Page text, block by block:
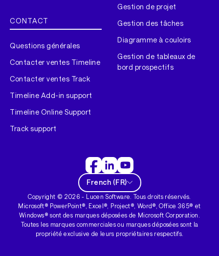
CONTACT
Questions générales
Contacter ventes Timeline
Contacter ventes Track
Timeline Add-in support
Timeline Online Support
Track support
Gestion de projet
Gestion des tâches
Diagramme à couloirs
Gestion de tableaux de
bord prospectifs
French (FR)
Copyright © 2026 - Lucen Software. Tous droits réservés.
Microsoft® PowerPoint®, Excel®, Project®, Word®, Office 365® et
Windows® sont des marques déposées de Microsoft Corporation.
Toutes les marques commerciales ou marques déposées sont la
propriété exclusive de leurs propriétaires respectifs.